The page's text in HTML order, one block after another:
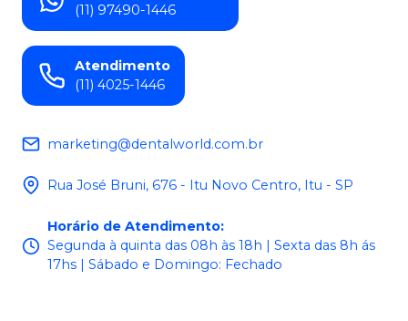
(11) 97490-1446
Atendimento
(11) 4025-1446
marketing@dentalworld.com.br
Rua José Bruni, 676 - Itu Novo Centro, Itu - SP
Horário de Atendimento:
Segunda à quinta das 08h às 18h | Sexta das 8h ás
17hs | Sábado e Domingo: Fechado